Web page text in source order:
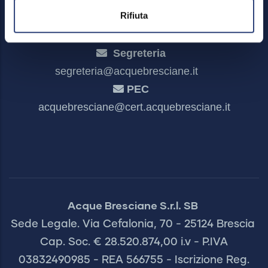
Rifiuta
Segreteria
segreteria@acquebresciane.it
PEC
acquebresciane@cert.acquebresciane.it
Acque Bresciane S.r.l. SB
Sede Legale. Via Cefalonia, 70 - 25124 Brescia
Cap. Soc. € 28.520.874,00 i.v - P.IVA
03832490985 - REA 566755 - Iscrizione Reg.